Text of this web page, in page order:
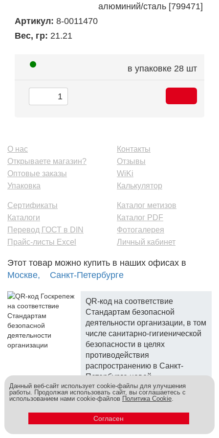
алюминий/сталь [799471]
Артикул: 8-0011470
Вес, гр: 21.21
в упаковке 28 шт
О нас
Открываете магазин?
Оптовые заказы
Упаковка
Контакты
Отзывы
WiKi
Калькулятор
Сертификаты
Каталоги
Перевод ГОСТ в DIN
Прайс-листы Excel
Каталог метизов
Каталог PDF
Фотогалерея
Личный кабинет
Этот товар можно купить в наших офисах в
Москве,
Санкт-Петербурге
QR-код на соответствие
Стандартам безопасной
деятельности организации, в том
числе санитарно-гигиенической
безопасности в целях
противодействия
распространению в Санкт-
Петербурге новой
коронавирусной инфекции.
Метизы и крепеж оптом - это к нам! © 2026
Данный веб-сайт использует cookie-файлы для улучшения
работы. Продолжая использовать сайт, вы соглашаетесь с
использованием нами cookie-файлов Политика Cookie.
Согласен